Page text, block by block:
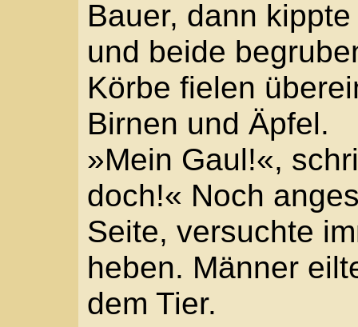
»Ich schaffe es nicht
den Gaffern hinüber,
Zwei andere Mutige
her kam ein junger
die Zögernden, war
packte nach der
zur Hüfte hoch.
schon. Zieht ihn nur
Wespen surrten um
Locken. Eine setzte